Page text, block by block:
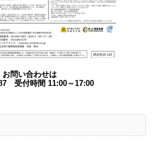
お問い合わせは
受付時間 11:00～17:00